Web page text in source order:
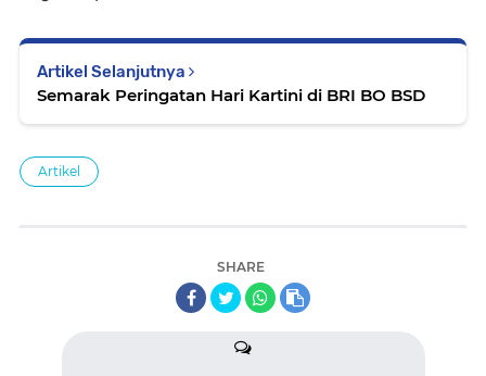
Artikel Selanjutnya
Semarak Peringatan Hari Kartini di BRI BO BSD
Artikel
SHARE